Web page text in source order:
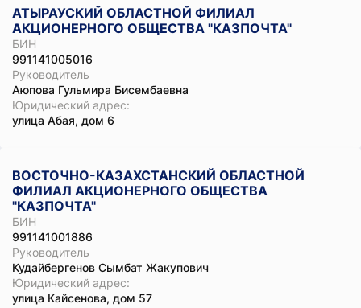
АТЫРАУСКИЙ ОБЛАСТНОЙ ФИЛИАЛ
АКЦИОНЕРНОГО ОБЩЕСТВА "КАЗПОЧТА"
БИН
991141005016
Руководитель
Аюпова Гульмира Бисембаевна
Юридический адрес:
улица Абая, дом 6
ВОСТОЧНО-КАЗАХСТАНСКИЙ ОБЛАСТНОЙ
ФИЛИАЛ АКЦИОНЕРНОГО ОБЩЕСТВА
"КАЗПОЧТА"
БИН
991141001886
Руководитель
Кудайбергенов Сымбат Жакупович
Юридический адрес:
улица Кайсенова, дом 57